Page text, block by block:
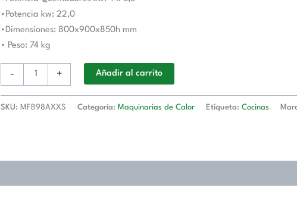
•Potencia kw: 22,0
•Dimensiones: 800x900x850h mm
• Peso: 74 kg
-
MFB98AXXS
MAGISTRA
PLUS
cantidad
+ Añadir al carrito
SKU: MFB98AXXS Categoría: Maquinarias de Calor Etiqueta:Cocinas